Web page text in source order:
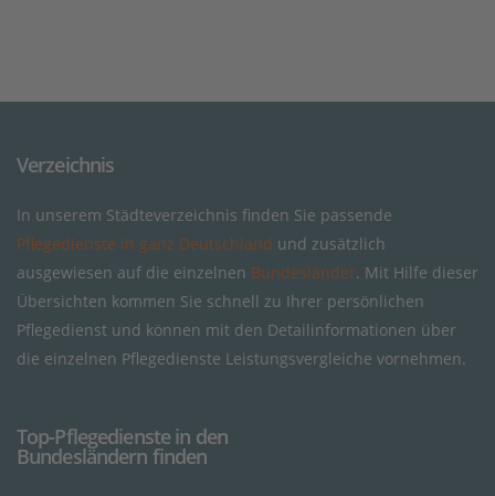
Verzeichnis
In unserem Städteverzeichnis finden Sie passende
Pflegedienste in ganz Deutschland und zusätzlich
ausgewiesen auf die einzelnen Bundesländer. Mit Hilfe dieser
Übersichten kommen Sie schnell zu Ihrer persönlichen
Pflegedienst und können mit den Detailinformationen über
die einzelnen Pflegedienste Leistungsvergleiche vornehmen.
Top-Pflegedienste in den
Bundesländern finden